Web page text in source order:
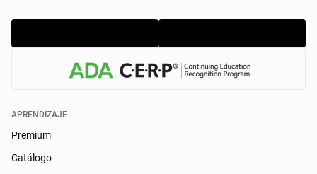
APRENDIZAJE
Premium
Catálogo